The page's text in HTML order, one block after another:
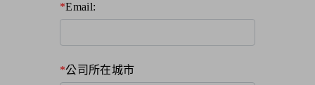
Email:
公司所在城市